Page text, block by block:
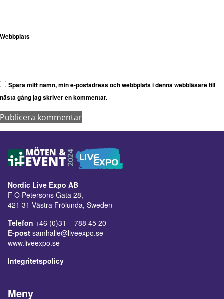
Webbplats
Spara mitt namn, min e-postadress och webbplats i denna webbläsare till
nästa gång jag skriver en kommentar.
Nordic Live Expo AB
F O Petersons Gata 28,
421 31 Västra Frölunda, Sweden
Telefon +46 (0)31 – 788 45 20
E-post samhalle@liveexpo.se
www.liveexpo.se
Integritetspolicy
Meny